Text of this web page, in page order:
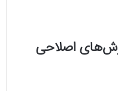
اصلاحی